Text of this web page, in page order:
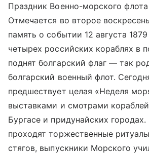
Праздник Военно-морского
Отмечается во второе
память о событии 12 августа
четырех российских кораблях в
поднят болгарский флаг — так
болгарский военный флот.
предшествует целая «Неделя
выставками и смотрами
Бургасе и придунайских городах.
проходят торжественные
стягов, выпускники Морского